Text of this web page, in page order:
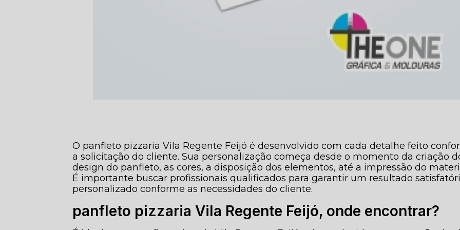
O panfleto pizzaria Vila Regente Feijó é desenvolvido com cada detalhe feito
a solicitação do cliente. Sua personalização começa desde o momento da criação
design do panfleto, as cores, a disposição dos elementos, até a impressão do
É importante buscar profissionais qualificados para garantir um resultado
personalizado conforme as necessidades do cliente.
panfleto pizzaria Vila Regente Feijó, onde encontrar?